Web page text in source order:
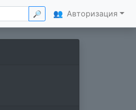
🔎 👥 Авторизация